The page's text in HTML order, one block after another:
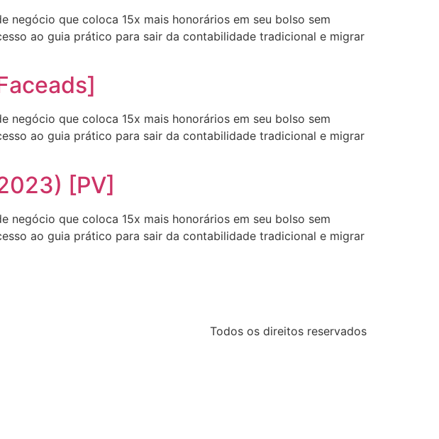
negócio que coloca 15x mais honorários em seu bolso sem
ao guia prático para sair da contabilidade tradicional e migrar
negócio que coloca 15x mais honorários em seu bolso sem
ao guia prático para sair da contabilidade tradicional e migrar
[PV]
negócio que coloca 15x mais honorários em seu bolso sem
ao guia prático para sair da contabilidade tradicional e migrar
Todos os direitos reservados